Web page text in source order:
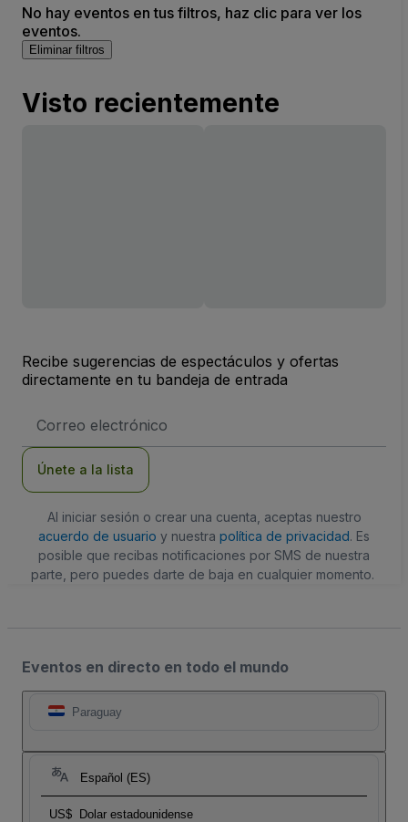
No hay eventos en tus filtros, haz clic para ver los
eventos.
Eliminar filtros
Visto recientemente
Recibe sugerencias de espectáculos y ofertas
directamente en tu bandeja de entrada
de
Únete a la lista
Al iniciar sesión o crear una cuenta, aceptas nuestro
acuerdo de usuario y nuestra política de privacidad. Es
posible que recibas notificaciones por SMS de nuestra
parte, pero puedes darte de baja en cualquier momento.
Eventos en directo en todo el mundo
Paraguay
Español (ES)
US$ Dolar estadounidense